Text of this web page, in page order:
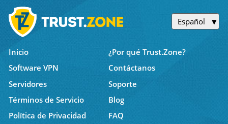
Español
Inicio
¿Por qué Trust.Zone?
Software VPN
Contáctanos
Servidores
Soporte
Términos de Servicio
Blog
Política de Privacidad
FAQ